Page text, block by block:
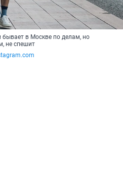
в Москве по делам, но
не спешит